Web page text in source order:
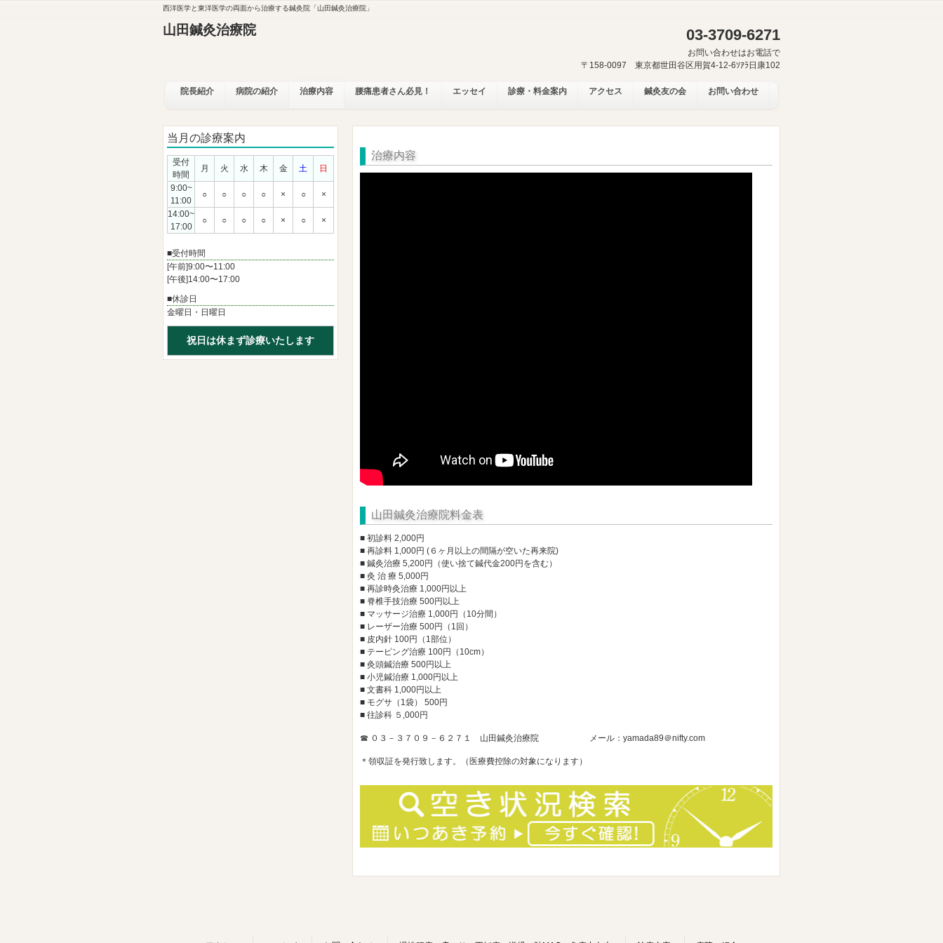
西洋医学と東洋医学の両面から治療する鍼灸院「山田鍼灸治療院」
山田鍼灸治療院 03-3709-6271
お問い合わせはお電話で
〒158-0097 東京都世田谷区用賀4-12-6ｿｱﾗ日康102
院長紹介 病院の紹介 治療内容 腰痛患者さん必見！ エッセイ 診療・料金案内 アクセス 鍼灸友の会 お問い合わせ
治療内容
山田鍼灸治療院料金表
■ 初診料 2,000円
■ 再診料 1,000円 (６ヶ月以上の間隔が空いた再来院)
■ 鍼灸治療 5,200円（使い捨て鍼代金200円を含む）
■ 灸 治 療 5,000円
■ 再診時灸治療 1,000円以上
■ 脊椎手技治療 500円以上
■ マッサージ治療 1,000円（10分間）
■ レーザー治療 500円（1回）
■ 皮内針 100円（1部位）
■ テーピング治療 100円（10cm）
■ 灸頭鍼治療 500円以上
■ 小児鍼治療 1,000円以上
■ 文書科 1,000円以上
■ モグサ（1袋） 500円
■ 往診科 ５,000円
☎ ０３－３７０９－６２７１ 山田鍼灸治療院 メール：yamada89＠nifty.com
＊ 領収証を発行致します。（医療費控除の対象になります）
当月の診療案内
受付
時間
月 火 水 木 金 土
日
9:00~
11:00
○ ○ ○ ○ × ○
×
14:00~
17:00
○ ○ ○ ○ × ○ ×
■受付時間
[午前]9:00〜11:00
[午後]14:00〜17:00
■休診日
金曜日・日曜日
祝日は休まず診療いたします